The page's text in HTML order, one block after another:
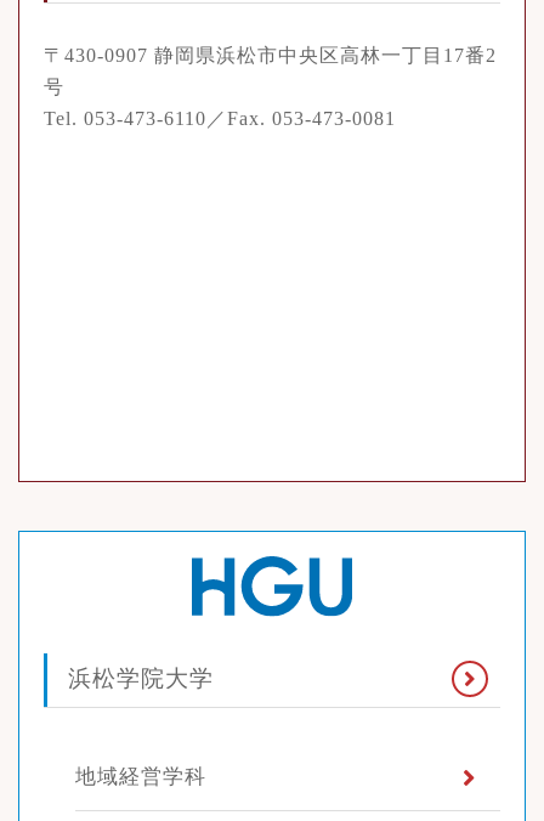
〒430-0907 静岡県浜松市中央区高林一丁目17番2
号
Tel. 053-473-6110／Fax. 053-473-0081
浜松学院大学
地域経営学科